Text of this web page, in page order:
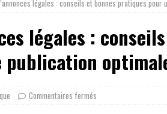
légales : conseils et bonnes pratiques pour
légales :
publication
Commentaires fermés